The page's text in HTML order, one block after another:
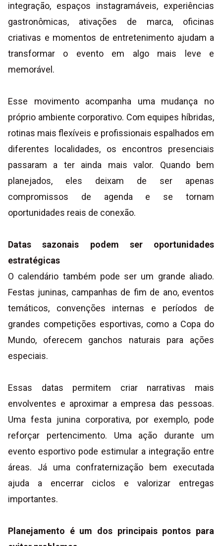
integração, espaços instagramáveis, experiências
gastronômicas, ativações de marca, oficinas
criativas e momentos de entretenimento ajudam a
transformar o evento em algo mais leve e
memorável.
Esse movimento acompanha uma mudança no
próprio ambiente corporativo. Com equipes híbridas,
rotinas mais flexíveis e profissionais espalhados em
diferentes localidades, os encontros presenciais
passaram a ter ainda mais valor. Quando bem
planejados, eles deixam de ser apenas
compromissos de agenda e se tornam
oportunidades reais de conexão.
Datas sazonais podem ser oportunidades
estratégicas
O calendário também pode ser um grande aliado.
Festas juninas, campanhas de fim de ano, eventos
temáticos, convenções internas e períodos de
grandes competições esportivas, como a Copa do
Mundo, oferecem ganchos naturais para ações
especiais.
Essas datas permitem criar narrativas mais
envolventes e aproximar a empresa das pessoas.
Uma festa junina corporativa, por exemplo, pode
reforçar pertencimento. Uma ação durante um
evento esportivo pode estimular a integração entre
áreas. Já uma confraternização bem executada
ajuda a encerrar ciclos e valorizar entregas
importantes.
Planejamento é um dos principais pontos para